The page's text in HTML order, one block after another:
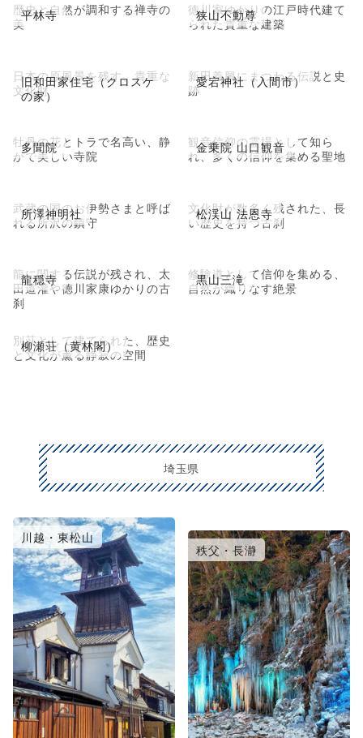
平林寺
歴史と自然が調和する禅寺の
美
狭山不動尊
徳川家ゆかりの江戸時代建て
られた貴重な建築
旧和田家住宅（クロスケ
の家）
日本の原風景を残す、貴重な
文化財
愛宕神社（入間市）
新田義興にまつわる伝説と史
跡
多聞院
牡丹の花とトラで名高い、静
かで美しい寺院
金乗院 山口観音
観音信仰の霊場として知ら
れ、多くの信仰を集める聖地
所澤神明社
武蔵の国のお伊勢さまと呼ば
れる所沢の鎮守
松渓山 法恩寺
文化財が数多く残された、長
い歴史を持つ古刹
龍穏寺
龍に関する伝説が残され、太
田道灌や徳川家康ゆかりの古
刹
黒山三滝
修験道として信仰を集める、
自然が織りなす絶景
柳瀬荘（黄林閣）
別荘として建てられた、歴史
と文化が薫る静寂の空間
埼玉県
川越・東松山
大宮・浦和・鴻巣
秩父・長瀞